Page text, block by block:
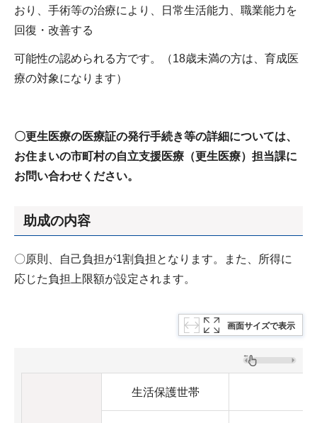
おり、手術等の治療により、日常生活能力、職業能力を
回復・改善する
可能性の認められる方です。（18歳未満の方は、育成医
療の対象になります）
〇更生医療の医療証の発行手続き等の詳細については、
お住まいの市町村の自立支援医療（更生医療）担当課に
お問い合わせください。
助成の内容
〇原則、自己負担が1割負担となります。また、所得に
応じた負担上限額が設定されます。
画面サイズで表示
生活保護世帯